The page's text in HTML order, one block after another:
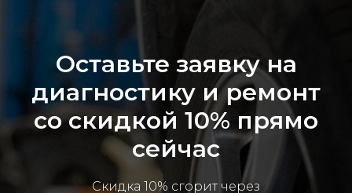
Оставьте заявку на
диагностику и ремонт
со скидкой 10% прямо
сейчас
Скидка 10% сгорит через